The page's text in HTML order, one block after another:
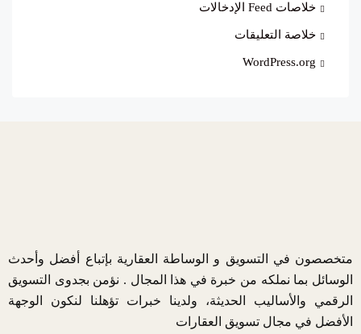
خلاصات Feed الإدخالات
خلاصة التعليقات
WordPress.org
متخصصون في التسويق و الوساطة العقارية بإتباع أفضل وأحدث
الوسائل بما نملكه من خبرة في هذا المجال . نؤمن بجدوى التسويق
الرقمي والأساليب الحديثة، ولدينا خبرات تؤهلنا لنكون الوجهة
الأفضل في مجال تسويق العقارات